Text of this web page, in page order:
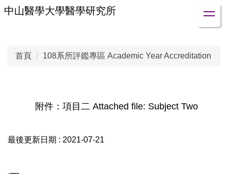
跳
中山醫學大學醫學研究所
首頁 108系所評鑑專區 Academic Year Accreditation
附件：項目二 Attached file: Subject Two
最後更新日期 : 2021-07-21